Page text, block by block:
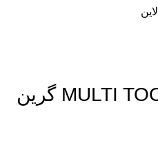
چاقوی چندکاره MULTI TOOL گرین